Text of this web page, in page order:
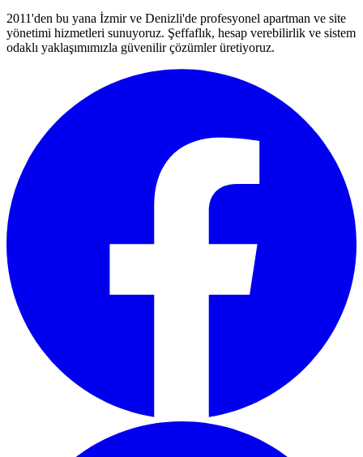
2011'den bu yana İzmir ve Denizli'de profesyonel apartman ve site
yönetimi hizmetleri sunuyoruz. Şeffaflık, hesap verebilirlik ve sistem
odaklı yaklaşımımızla güvenilir çözümler üretiyoruz.